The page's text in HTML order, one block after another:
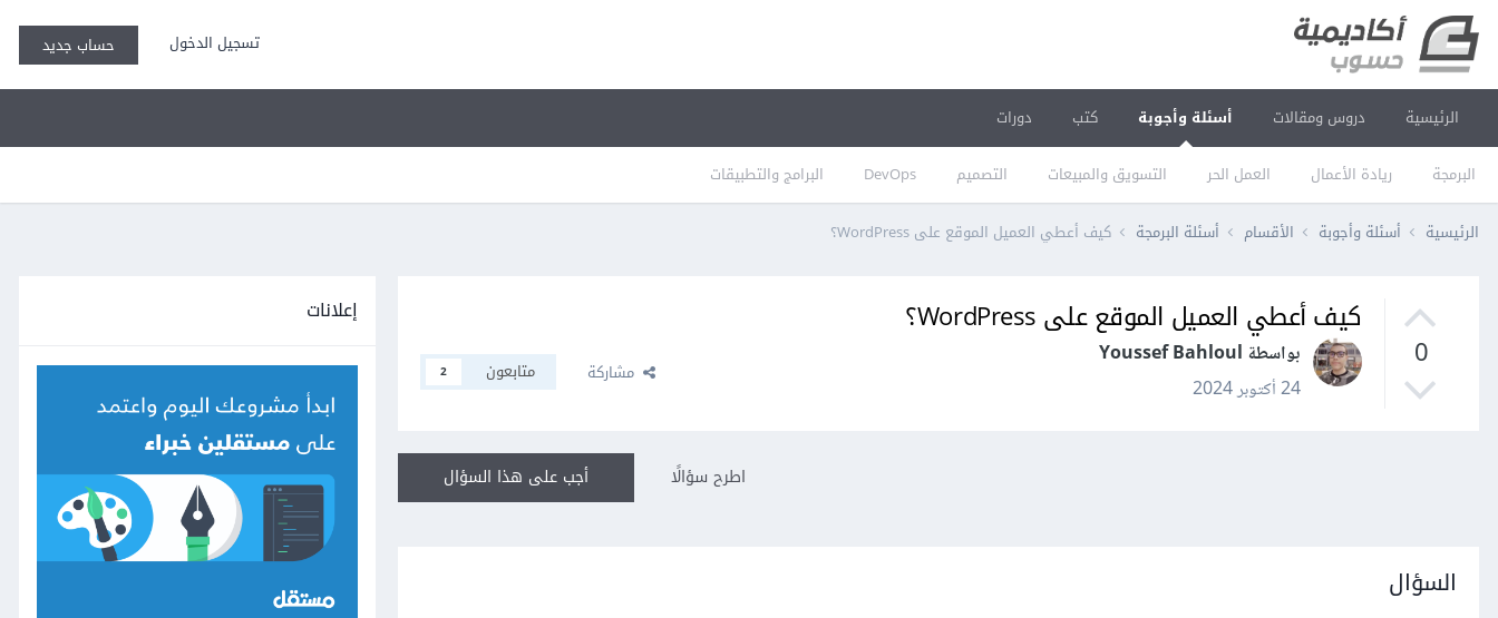
تسجيل الدخول حساب جديد
الرئيسية دروس ومقالات أسئلة وأجوبة
البرمجة ريادة الأعمال العمل الحر التسويق والمبيعات التصميم DevOps البرامج والتطبيقات
كتب دورات
الرئيسية أسئلة وأجوبة الأقسام أسئلة البرمجة كيف أعطي العميل الموقع على WordPress؟
0
كيف أعطي العميل الموقع على WordPress؟
بواسطة Youssef Bahloul
24 أكتوبر 2024
مشاركة متابعون 2
أجب على هذا السؤال اطرح سؤالًا
السؤال
إعلانات